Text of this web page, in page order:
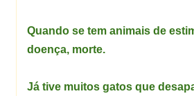
Quando se tem animais de
doença, morte.
Já tive muitos gatos que